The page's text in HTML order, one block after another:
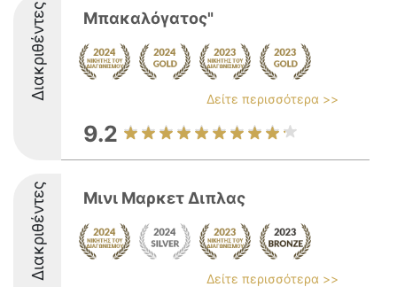
Διακριθέντες Μπακαλόγατος"
Δείτε περισσότερα >>
9.2
Διακριθέντες Μινι Μαρκετ Διπλας
Δείτε περισσότερα >>